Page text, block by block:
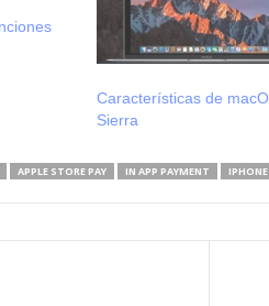
Características de
Sierra
APPLE STORE PAY IN APP PAYMENT IPHONE